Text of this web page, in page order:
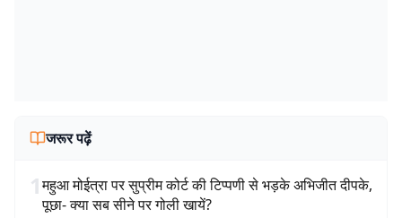
जरूर पढ़ें
1महुआ मोईत्रा पर सुप्रीम कोर्ट की टिप्पणी से भड़के अभिजीत दीपके,
पूछा- क्या सब सीने पर गोली खायें?